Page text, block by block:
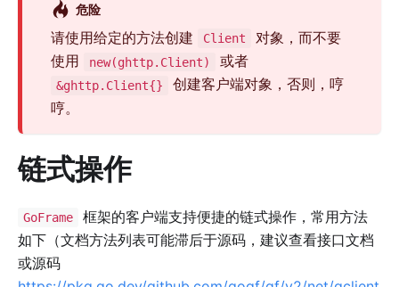
危险
请使用给定的方法创建 Client
对象，而不要
使用
new(ghttp.Client) 或者
&ghttp.Client{}
创建客户端对象，否则，哼
哼。
链式操作
GoFrame
框架的客户端支持便捷的链式操作，常用方法
如下（文档方法列表可能滞后于源码，建议查看接口文档
或源码